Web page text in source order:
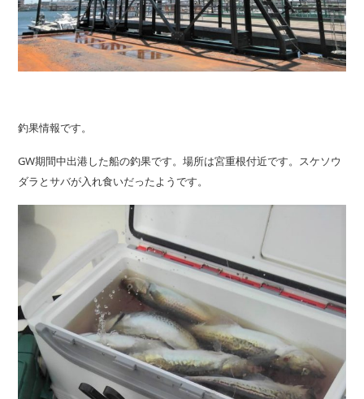
釣果情報です。
GW期間中出港した船の釣果です。場所は宮重根付近です。スケソウ
ダラとサバが入れ食いだったようです。